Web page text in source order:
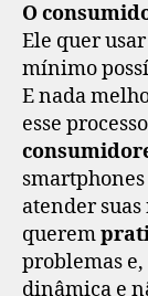
O
Ele quer
mínimo
E nada
esse
atender suas
querem
problemas e,
dinâmica e